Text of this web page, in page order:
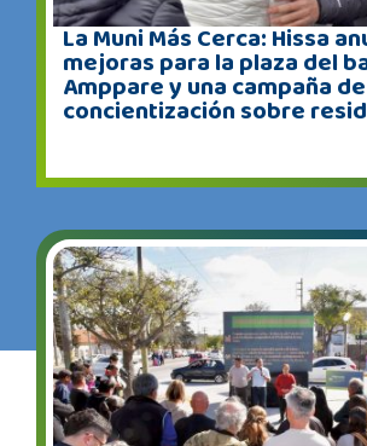
La Muni Más Cerca: Hissa
mejoras para la plaza del
Amppare y una campaña de
concientización sobre